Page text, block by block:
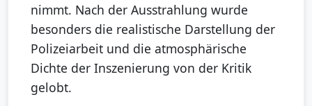
nimmt. Nach der Ausstrahlung wurde
besonders die realistische Darstellung der
Polizeiarbeit und die atmosphärische
Dichte der Inszenierung von der Kritik
gelobt.